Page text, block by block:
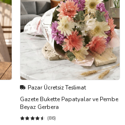
Pazar Ücretsiz Teslimat
Gazete Bukette Papatyalar ve Pembe
Beyaz Gerbera
(86)